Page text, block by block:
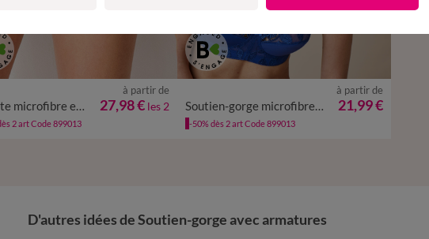
50/52
54/56
Culotte microfibre et guipure Rima - lot de 2
à partir de
27,98 € les 2
2 art Code 899013
Soutien-gorge microfibre Rima - sans armatures
à partir de
21,99 €
-50% dès 2 art Code 899013
D'autres idées de Soutien-gorge avec armatures